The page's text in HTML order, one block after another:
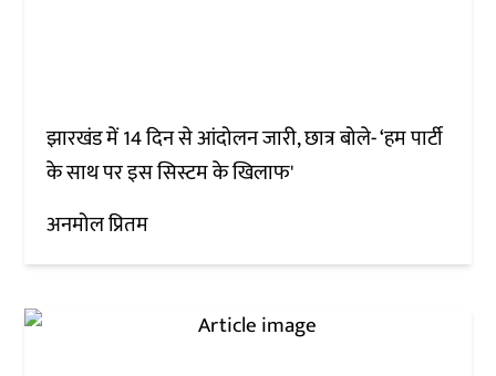
झारखंड में 14 दिन से आंदोलन जारी, छात्र बोले- ‘हम पार्टी
के साथ पर इस सिस्टम के खिलाफ'
अनमोल प्रितम